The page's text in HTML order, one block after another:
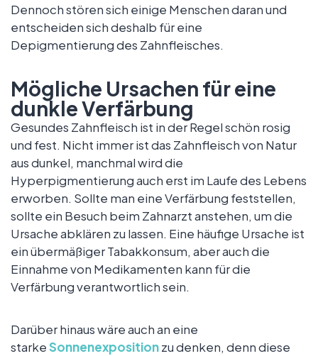
Dennoch stören sich einige Menschen daran und
entscheiden sich deshalb für eine
Depigmentierung des Zahnfleisches.
Mögliche Ursachen für eine
dunkle Verfärbung
Gesundes Zahnfleisch ist in der Regel schön rosig
und fest. Nicht immer ist das Zahnfleisch von Natur
aus dunkel, manchmal wird die
Hyperpigmentierung auch erst im Laufe des Lebens
erworben. Sollte man eine Verfärbung feststellen,
sollte ein Besuch beim Zahnarzt anstehen, um die
Ursache abklären zu lassen. Eine häufige Ursache ist
ein übermäßiger Tabakkonsum, aber auch die
Einnahme von Medikamenten kann für die
Verfärbung verantwortlich sein.
Darüber hinaus wäre auch an eine
starkeSonnenexpositionzu denken, denn diese